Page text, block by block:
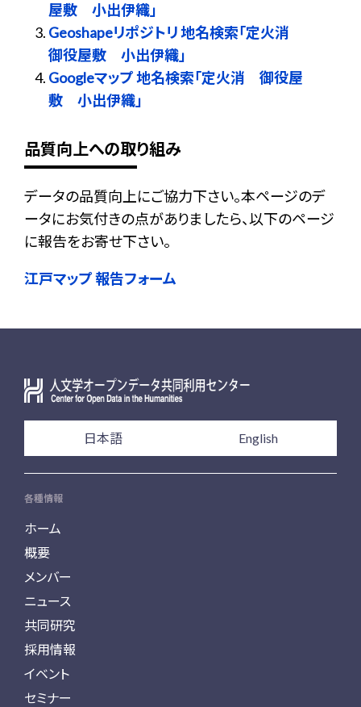
屋敷 小出伊織」
Geoshapeリポジトリ 地名検索「定火消
御役屋敷 小出伊織」
Googleマップ 地名検索「定火消 御役屋
敷 小出伊織」
品質向上への取り組み
データの品質向上にご協力下さい。本ページのデ
ータにお気付きの点がありましたら、以下のページ
に報告をお寄せ下さい。
江戸マップ 報告フォーム
日本語 English
各種情報
ホーム
概要
メンバー
ニュース
共同研究
採用情報
イベント
セミナー